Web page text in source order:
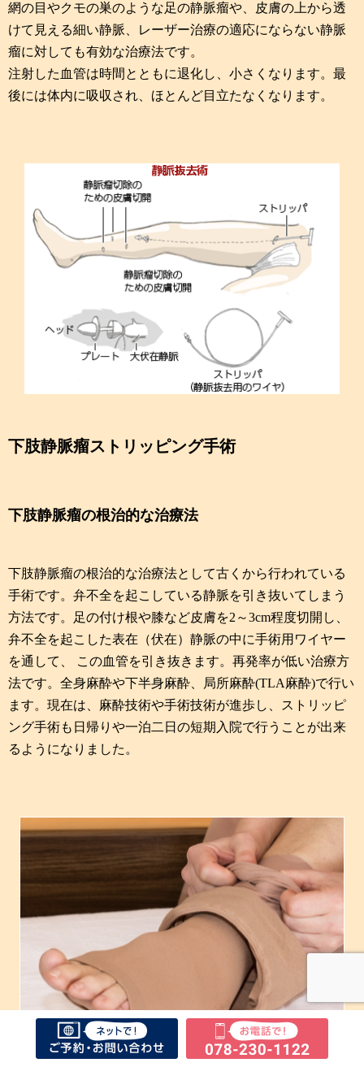
網の目やクモの巣のような足の静脈瘤や、皮膚の上から透
けて見える細い静脈、レーザー治療の適応にならない静脈
瘤に対しても有効な治療法です。
注射した血管は時間とともに退化し、小さくなります。最
後には体内に吸収され、ほとんど目立たなくなります。
下肢静脈瘤ストリッピング手術
下肢静脈瘤の根治的な治療法
下肢静脈瘤の根治的な治療法として古くから行われている
手術です。弁不全を起こしている静脈を引き抜いてしまう
方法です。足の付け根や膝など皮膚を2～3cm程度切開し、
弁不全を起こした表在（伏在）静脈の中に手術用ワイヤー
を通して、 この血管を引き抜きます。再発率が低い治療方
法です。全身麻酔や下半身麻酔、局所麻酔(TLA麻酔)で行い
ます。現在は、麻酔技術や手術技術が進歩し、ストリッピ
ング手術も日帰りや一泊二日の短期入院で行うことが出来
るようになりました。